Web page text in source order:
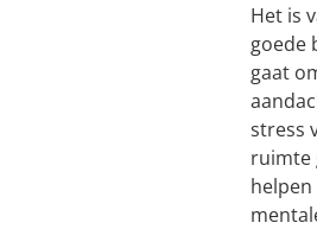
Het is
goede
gaat
stress
ruimte